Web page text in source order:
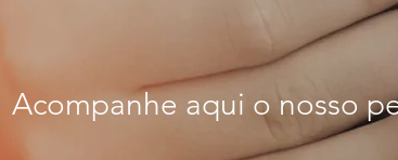
Acompanhe aqui o nosso